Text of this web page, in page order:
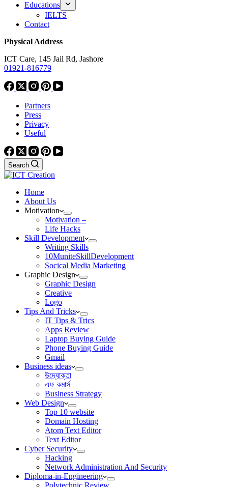
Educations
IELTS
Contact
Physical Address
ICT Care, 145 Jail Rd, Jashore
01921-816779
Partners
Press
Privacy
Useful
Search
Home
About Us
Motivation
Motivation –
Life Hacks
Skill Development
Writing Skills
10MuniteSkillDevelopment
Socical Media Marketing
Graphic Design
Graphic Design
Creative
Logo
Tips And Tricks
IT Tips & Trics
Apps Review
Laptop Buying Guide
Phone Buying Guide
Gmail
Business ideas
উদ্যোক্তা
এফ কমার্স
Business Strategy
Web Design
Top 10 website
Domain Hosting
Atom Text Editor
Text Editor
Cyber Security
Hacking
Network Administration And Security
Diploma-in-Engineering
Polytechnic Review